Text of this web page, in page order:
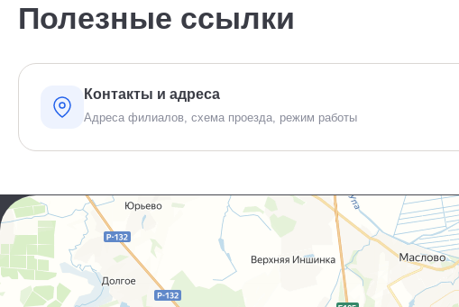
Полезные ссылки
Контакты и адреса
Адреса филиалов, схема проезда, режим работы